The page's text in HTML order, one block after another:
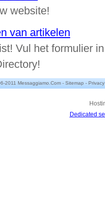
website!
van artikelen
Vul het formulier
2011 Messaggiamo.Com - Sitemap - Privacy
Dedicated